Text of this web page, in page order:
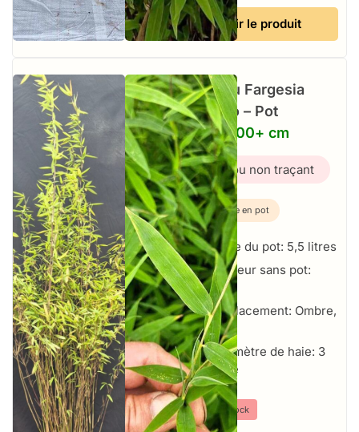
Voir le produit
Bambou Fargesia
Volcano – Pot
5,5L – 100+ cm
Bambou non traçant
Plante en pot
Taille du pot: 5,5 litres
Hauteur sans pot:
100+ cm
Emplacement: Ombre,
Soleil
Par mètre de haie: 3
par mètre
⤫Hors stock